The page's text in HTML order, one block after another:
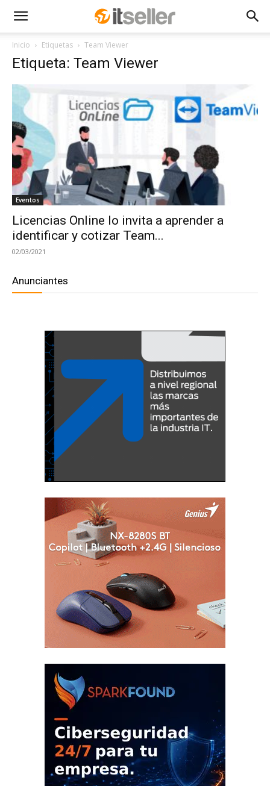
Inicio Etiquetas Team Viewer
Etiqueta: Team Viewer
Eventos
Licencias Online lo invita a aprender a
identificar y cotizar Team...
02/03/2021
Anunciantes